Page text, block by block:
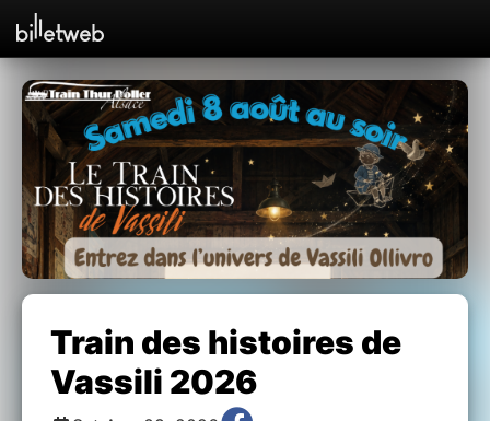
Train des histoires de
Vassili 2026